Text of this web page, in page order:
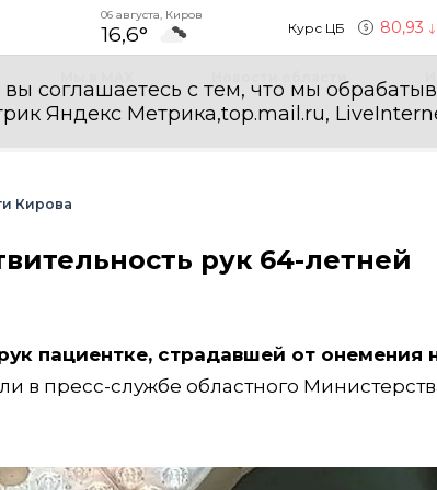
06 августа, Киров
16,6° Курс ЦБ 80,93
вы соглашаетесь с тем, что мы
Яндекс Метрика,top.mail.ru,
Кирова
рук 64-летней
пациентке, страдавшей от онемения
в пресс-службе областного